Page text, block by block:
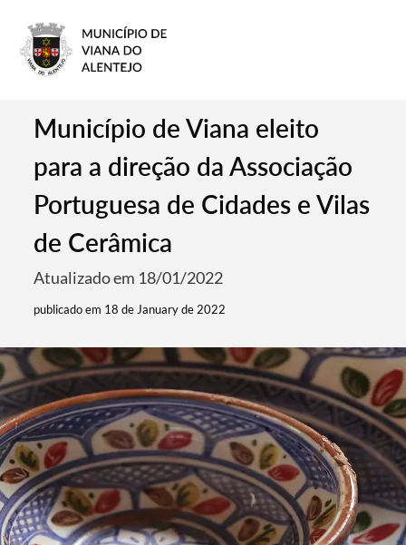
Município de Viana eleito
para a direção da Associação
Portuguesa de Cidades e Vilas
de Cerâmica
Atualizado em 18/01/2022
publicado em 18 de January de 2022